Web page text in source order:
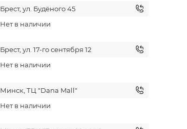
Брест, ул. Будёного 45
Нет в наличии
Брест, ул. 17-го сентября 12
Нет в наличии
Минск, ТЦ "Dana Mall"
Нет в наличии